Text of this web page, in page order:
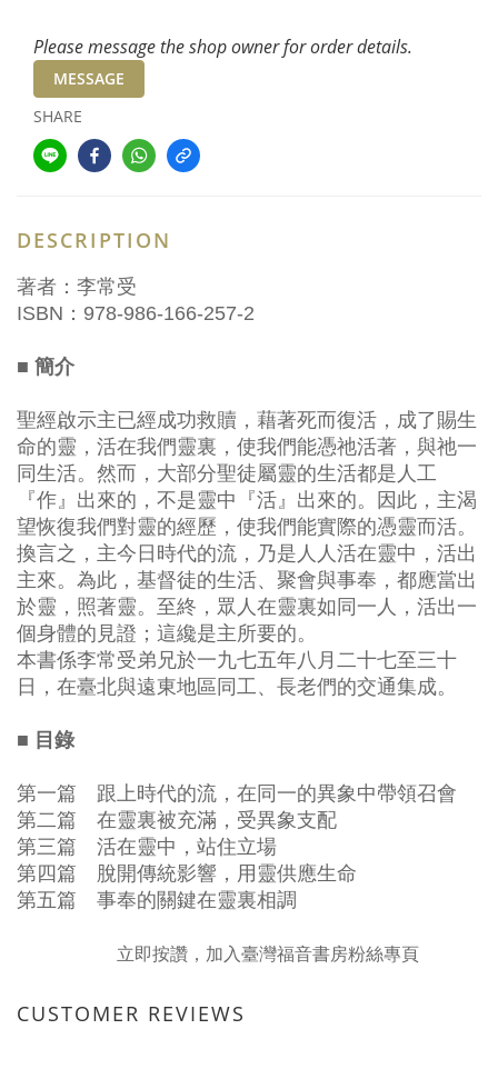
Please message the shop owner for order details.
MESSAGE
SHARE
DESCRIPTION
著者：李常受
ISBN：978-986-166-257-2
■ 簡介
聖經啟示主已經成功救贖，藉著死而復活，成了賜生
命的靈，活在我們靈裏，使我們能憑祂活著，與祂一
同生活。然而，大部分聖徒屬靈的生活都是人工
『作』出來的，不是靈中『活』出來的。因此，主渴
望恢復我們對靈的經歷，使我們能實際的憑靈而活。
換言之，主今日時代的流，乃是人人活在靈中，活出
主來。為此，基督徒的生活、聚會與事奉，都應當出
於靈，照著靈。至終，眾人在靈裏如同一人，活出一
個身體的見證；這纔是主所要的。
本書係李常受弟兄於一九七五年八月二十七至三十
日，在臺北與遠東地區同工、長老們的交通集成。
■ 目錄
第一篇 跟上時代的流，在同一的異象中帶領召會
第二篇 在靈裏被充滿，受異象支配
第三篇 活在靈中，站住立場
第四篇 脫開傳統影響，用靈供應生命
第五篇 事奉的關鍵在靈裏相調
立即按讚，加入臺灣福音書房粉絲專頁
CUSTOMER REVIEWS